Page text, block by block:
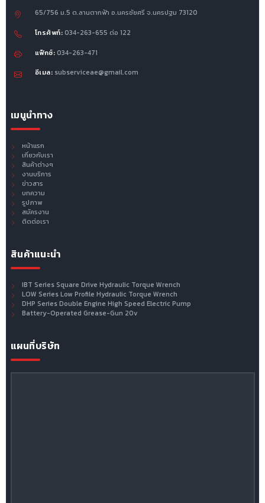
65/756 ม.5 ต.ลานตากฟ้า อ.นครชัยศรี จ.นครปฐม 73120
โทรศัพท์: 034-263-655 ต่อ 122
แฟ็กซ์: 034-263-471
อีเมล: subserviceae@gmail.com
เมนูนำทาง
หน้าแรก
เกี่ยวกับเรา
สินค้าต่างๆ
งานบริการ
ข่าวสาร
บทความ
รูปภาพ
สมัครงาน
ติดต่อเรา
สินค้าแนะนำ
IBT Series Square Drive Hydraulic Torque Wrench
LOW Series Low Profile Hydraulic Torque Wrench
DHP Series Double Engine High Speed Electric Pump
Battery-Operated Grease-Gun 20v
แผนที่บริษัท